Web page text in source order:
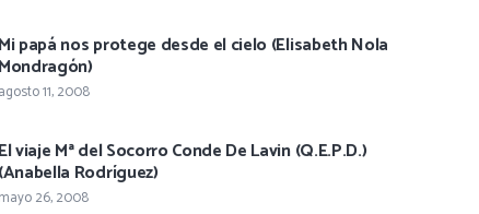
Mi papá nos protege desde el cielo (Elisabeth Nola
Mondragón)
agosto 11, 2008
El viaje Mª del Socorro Conde De Lavin (Q.E.P.D.)
(Anabella Rodríguez)
mayo 26, 2008